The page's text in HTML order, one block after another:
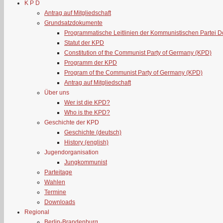
K P D
Antrag auf Mitgliedschaft
Grundsatzdokumente
Programmatische Leitlinien der Kommunistischen Partei
Statut der KPD
Constitution of the Communist Party of Germany (KPD)
Programm der KPD
Program of the Communist Party of Germany (KPD)
Antrag auf Mitgliedschaft
Über uns
Wer ist die KPD?
Who is the KPD?
Geschichte der KPD
Geschichte (deutsch)
History (english)
Jugendorganisation
Jungkommunist
Parteitage
Wahlen
Termine
Downloads
Regional